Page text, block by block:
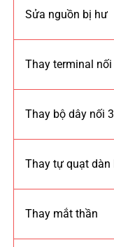
Sửa nguồn bị hư
Thay terminal nối
Thay bộ dây nối
Thay tự quạt dàn
Thay mắt thần